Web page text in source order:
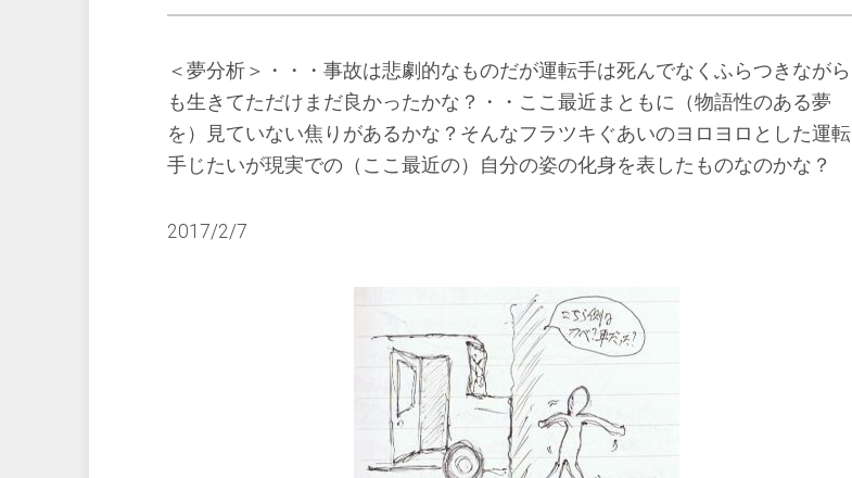
＜夢分析＞・・・事故は悲劇的なものだが運転手は死んでなくふらつきながら
も生きてただけまだ良かったかな？・・ここ最近まともに（物語性のある夢
を）見ていない焦りがあるかな？そんなフラツキぐあいのヨロヨロとした運転
手じたいが現実での（ここ最近の）自分の姿の化身を表したものなのかな？
2017/2/7